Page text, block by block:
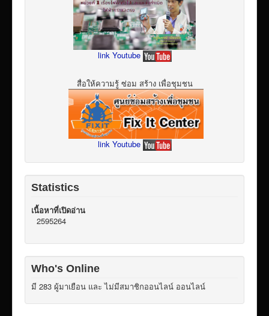
link Youtube
สื่อให้ความรู้ ซ่อม สร้าง เพื่อชุมชน
link Youtube
Statistics
เนื้อหาที่เปิดอ่าน
2595264
Who's Online
มี 283 ผู้มาเยือน และ ไม่มีสมาชิกออนไลน์ ออนไลน์